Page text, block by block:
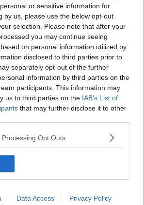
or sensitive information for
by us, please use the below opt-out
selection. Please note that after your
you may continue seeing
on personal information utilized by
disclosed to third parties prior to
separately opt-out of the further
information by third parties on the
participants. This information may
us to third parties on the IAB’s List of
that may further disclose it to other
Opt Outs
Data Access Privacy Policy
cacciatori per cercare Italia
all'Elba e spacciava droga
interventi della Polizia di Stato
dell'erba lungo le strade
di genere, ammonimenti in aumento
banda di malviventi autori di furti
l'arresto per Matteo Gorini
abbatte un albero, danni alla strada
Stato, insediato il nuovo dirigente